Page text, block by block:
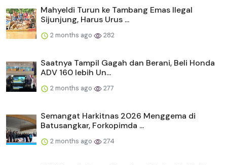
Mahyeldi Turun ke Tambang Emas Ilegal
Sijunjung, Harus Urus ...
2 months ago 282
Saatnya Tampil Gagah dan Berani, Beli Honda
ADV 160 lebih Un...
2 months ago 277
Semangat Harkitnas 2026 Menggema di
Batusangkar, Forkopimda ...
2 months ago 274